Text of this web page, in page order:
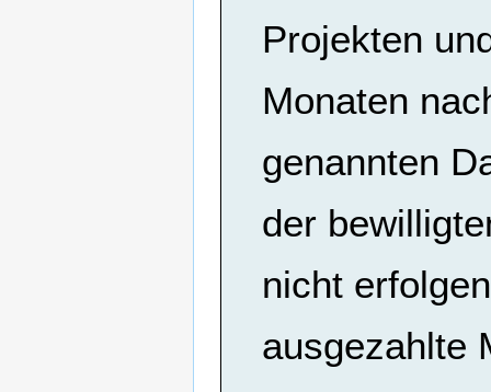
Projekten
Monaten
genannten
der
nicht
ausgezahlte